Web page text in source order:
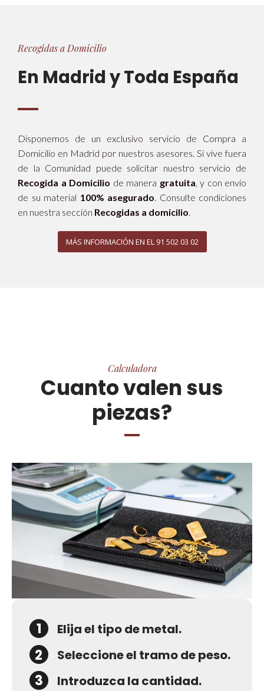
Recogidas a Domicilio
En Madrid y Toda España
Disponemos de un exclusivo servicio de Compra a
Domicilio en Madrid por nuestros asesores. Si vive fuera
de la Comunidad puede solicitar nuestro servicio de
Recogida a Domicilio de manera gratuita, y con envío
de su material 100% asegurado. Consulte condiciones
en nuestra sección Recogidas a domicilio.
MÁS INFORMACIÓN EN EL 91 502 03 02
Calculadora
Cuanto valen sus
piezas?
1 Elija el tipo de metal.
2 Seleccione el tramo de peso.
3 Introduzca la cantidad.